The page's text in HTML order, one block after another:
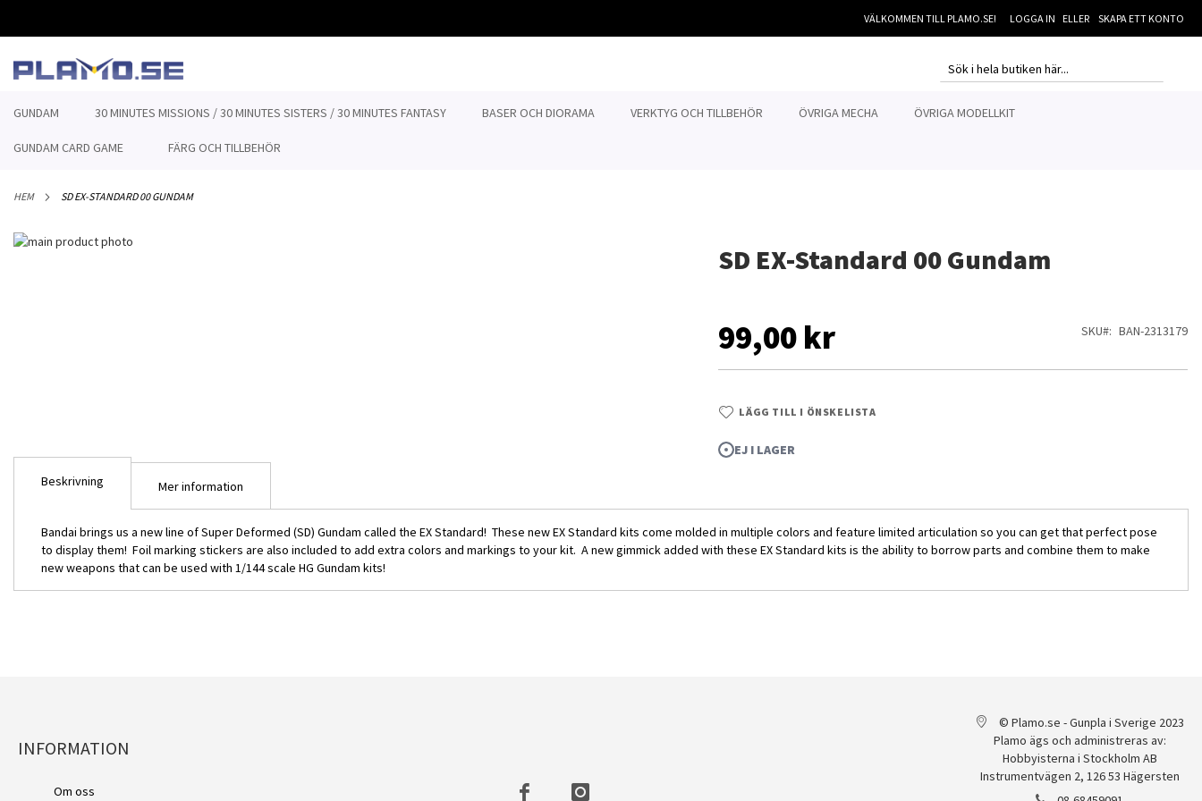
TILL
VÄLKOMMEN TILL PLAMO.SE! LOGGA IN SKAPA ETT KONTO
SEARCH
GUNDAM
30 MINUTES MISSIONS / 30 MINUTES SISTERS / 30 MINUTES FANTASY BASER OCH DIORAMA VERKTYG OCH TILLBEHÖR ÖVRIGA MECHA ÖVRIGA MODELLKIT
GUNDAM CARD GAME FÄRG OCH TILLBEHÖR
HEM SD EX-STANDARD 00 GUNDAM
SD EX-Standard 00 Gundam
99,00 kr SKU BAN-2313179
LÄGG TILL I ÖNSKELISTA
EJ I LAGER
Hoppa
Beskrivning
Bandai brings us a new line of Super Deformed (SD) Gundam called the EX Standard! These new EX Standard kits come molded in multiple colors and feature limited articulation so you can get that perfect pose
to display them! Foil marking stickers are also included to add extra colors and markings to your kit. A new gimmick added with these EX Standard kits is the ability to borrow parts and combine them to make
new weapons that can be used with 1/144 scale HG Gundam kits!
Mer information
INFORMATION
Om oss
© Plamo.se - Gunpla i Sverige 2023
Plamo ägs och administreras av:
Hobbyisterna i Stockholm AB
Instrumentvägen 2, 126 53 Hägersten